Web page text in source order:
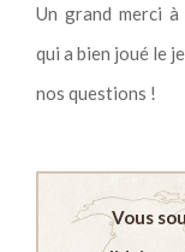
Un grand merci
qui a bien joué le
nos questions !
Vous